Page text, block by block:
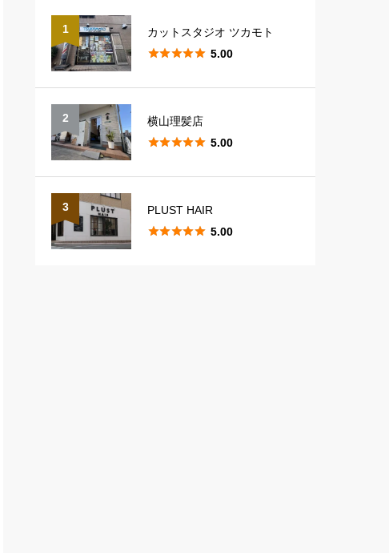
1
カットスタジオ ツカモト
 5.00
2
横山理髪店
 5.00
3
PLUST HAIR
 5.00